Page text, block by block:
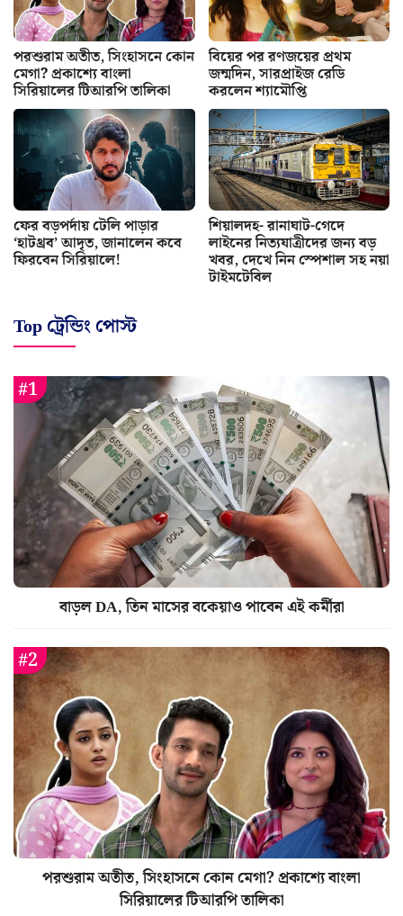
পরশুরাম অতীত, সিংহাসনে কোন
মেগা? প্রকাশ্যে বাংলা
সিরিয়ালের টিআরপি তালিকা
বিয়ের পর রণজয়ের প্রথম
জন্মদিন, সারপ্রাইজ রেডি
করলেন শ্যামৌপ্তি
ফের বড়পর্দায় টেলি পাড়ার
‘হাটথ্রব’ আদৃত, জানালেন কবে
ফিরবেন সিরিয়ালে!
শিয়ালদহ- রানাঘাট-গেদে
লাইনের নিত্যযাত্রীদের জন্য বড়
খবর, দেখে নিন স্পেশাল সহ নয়া
টাইমটেবিল
Top ট্রেন্ডিং পোস্ট
বাড়ল DA, তিন মাসের বকেয়াও পাবেন এই কর্মীরা
পরশুরাম অতীত, সিংহাসনে কোন মেগা? প্রকাশ্যে বাংলা
সিরিয়ালের টিআরপি তালিকা